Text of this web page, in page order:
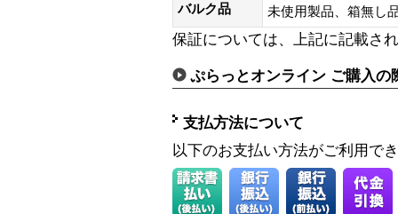
バルク品
未使用製品、箱無
保証については、上記に記載さ
ぷらっとオンライン ご購入の
支払方法について
以下のお支払い方法がご利用で